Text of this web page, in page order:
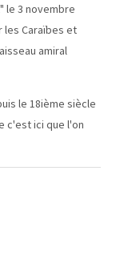
le 3 novembre
les Caraïbes et
amiral
le 18ième siècle
c'est ici que l'on